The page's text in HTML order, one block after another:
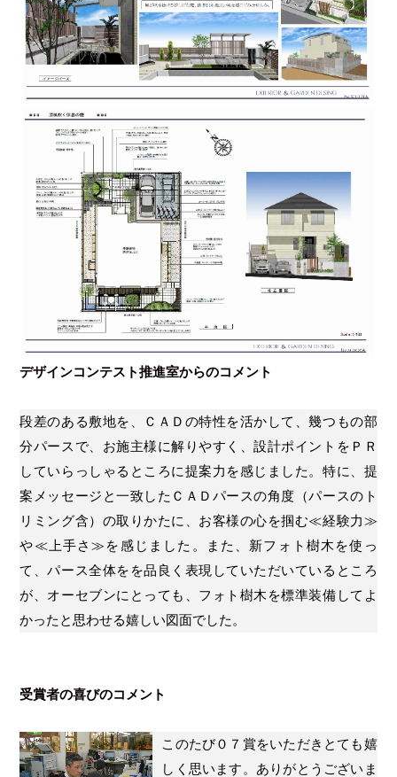
デザインコンテスト推進室からのコメント
段差のある敷地を、ＣＡＤの特性を活かして、幾つもの部
分パースで、お施主様に解りやすく、設計ポイントをＰＲ
していらっしゃるところに提案力を感じました。特に、提
案メッセージと一致したＣＡＤパースの角度（パースのト
リミング含）の取りかたに、お客様の心を掴む≪経験力≫
や≪上手さ≫を感じました。また、新フォト樹木を使っ
て、パース全体をを品良く表現していただいているところ
が、オーセブンにとっても、フォト樹木を標準装備してよ
かったと思わせる嬉しい図面でした。
受賞者の喜びのコメント
このたび０７賞をいただきとても嬉
しく思います。ありがとうございま